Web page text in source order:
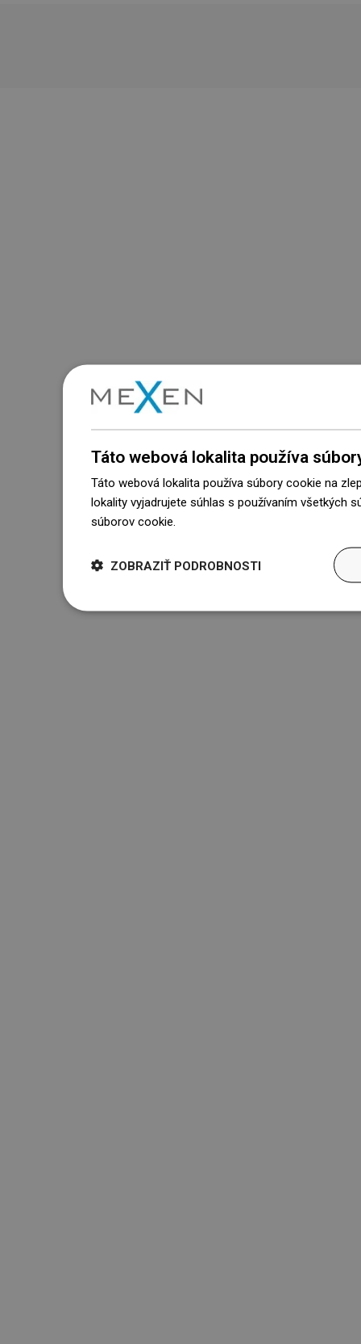
Táto webová lokalita používa
Táto webová lokalita používa súbory cookie na
lokality vyjadrujete súhlas s používaním všetkých
súborov cookie.
ZOBRAZIŤ PODROBNOSTI